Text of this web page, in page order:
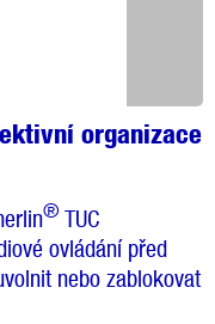
organizace
® TUC
ovládání před
nebo zablokovat